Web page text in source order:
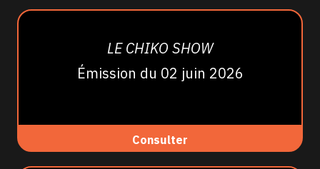
LE CHIKO SHOW
Émission du 02 juin 2026
Consulter